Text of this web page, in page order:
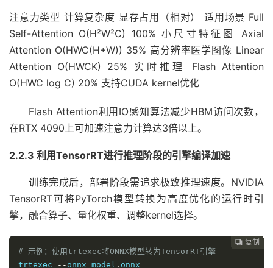
注意力类型 计算复杂度 显存占用（相对） 适用场景 Full
Self-Attention O(H²W²C) 100% 小尺寸特征图 Axial
Attention O(HWC(H+W)) 35% 高分辨率医学图像 Linear
Attention O(HWCK) 25% 实时推理 Flash Attention
O(HWC log C) 20% 支持CUDA kernel优化
Flash Attention利用IO感知算法减少HBM访问次数，
在RTX 4090上可加速注意力计算达3倍以上。
2.2.3 利用TensorRT进行推理阶段的引擎编译加速
训练完成后，部署阶段需追求极致推理速度。NVIDIA
TensorRT可将PyTorch模型转换为高度优化的运行时引
擎，融合算子、量化权重、调整kernel选择。
 复制
 复制
 复制
 复制
 复制
 复制
 复制
 复制
 复制
 复制
 复制
 复制
 复制
 复制
 复制
 复制
 复制
 复制
 复制
 复制
 复制
 复制
# 示例：使用trtexec将ONNX模型转为TensorRT引擎
trtexec
-- onnx=model . onnx